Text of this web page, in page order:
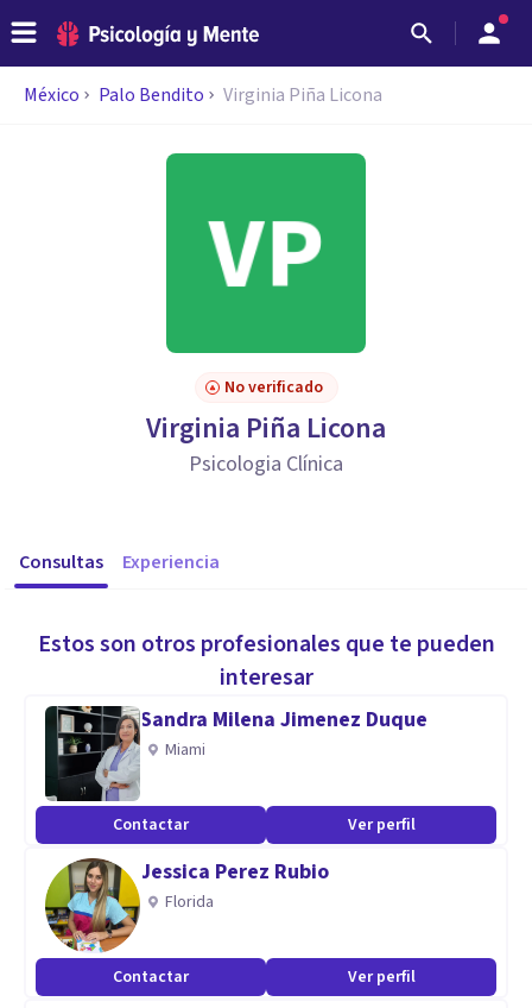
México Palo Bendito Virginia Piña Licona
No verificado
Virginia Piña Licona
Psicologia Clínica
Consultas Experiencia
Estos son otros profesionales que te pueden
interesar
Sandra Milena Jimenez Duque
Miami
Contactar Ver perfil
Jessica Perez Rubio
Florida
Contactar Ver perfil